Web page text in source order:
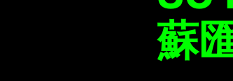
蘇